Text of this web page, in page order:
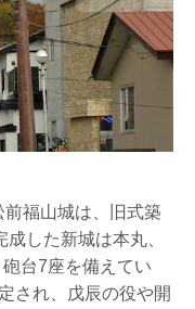
福山城は、旧式築
した新城は本丸、
台7座を備えてい
され、戊辰の役や開